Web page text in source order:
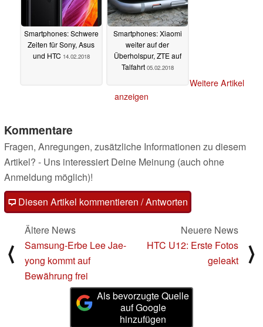
Smartphones: Schwere
Zeiten für Sony, Asus
und HTC 14.02.2018
Smartphones: Xiaomi
weiter auf der
Überholspur, ZTE auf
Talfahrt 05.02.2018
Weitere Artikel
anzeigen
Kommentare
Fragen, Anregungen, zusätzliche Informationen zu diesem
Artikel? - Uns interessiert Deine Meinung (auch ohne
Anmeldung möglich)!
Diesen Artikel kommentieren / Antworten
⟨
Ältere News
Samsung-Erbe Lee Jae-
yong kommt auf
Bewährung frei
Neuere News
HTC U12: Erste Fotos
geleakt
⟩
Als bevorzugte Quelle
auf Google
hinzufügen